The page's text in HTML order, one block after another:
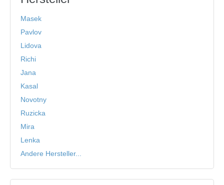
Masek
Pavlov
Lidova
Richi
Jana
Kasal
Novotny
Ruzicka
Mira
Lenka
Andere Hersteller...